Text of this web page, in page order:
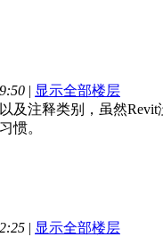
| 显示全部楼层
及注释类别，虽然
惯。
| 显示全部楼层